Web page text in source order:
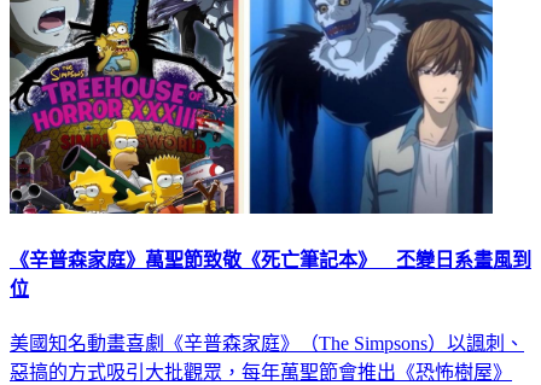
《辛普森家庭》萬聖節致敬《死亡筆記本》 丕變日系畫風到
位
美國知名動畫喜劇《辛普森家庭》（The Simpsons）以諷刺、
惡搞的方式吸引大批觀眾，每年萬聖節會推出《恐怖樹屋》